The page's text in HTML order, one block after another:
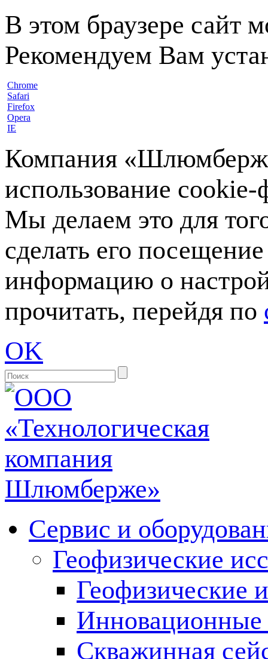
В этом браузере сайт
Рекомендуем Вам
Chrome
Safari
Firefox
Opera
IE
Компания
использование
Мы делаем это для
сделать его
информацию о
прочитать, перейдя по
OK
Сервис и
Геофизические
Геофизические
Инновационные
Скважинная